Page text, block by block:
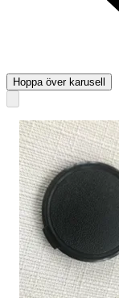
Hoppa över karusell